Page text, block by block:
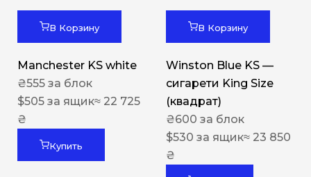
В Корзину
Manchester KS white
₴555 за блок
$505 за ящик≈ 22 725
₴
Купить
В Корзину
Winston Blue KS —
сигарети King Size
(квадрат)
₴600 за блок
$530 за ящик≈ 23 850
₴